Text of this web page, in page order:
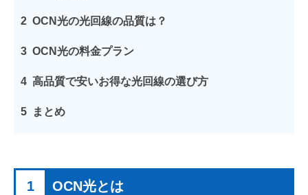
2 OCN光の光回線の品質は？
3 OCN光の料金プラン
4 高品質で安いお得な光回線の選び方
5 まとめ
1 OCN光とは